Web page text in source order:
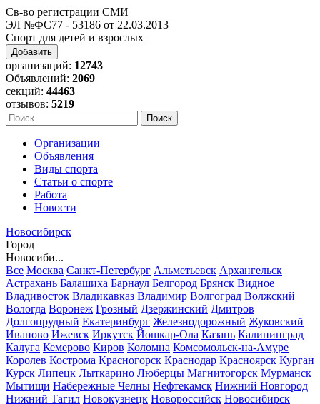
Св-во регистрации СМИ
ЭЛ №ФС77 - 53186 от 22.03.2013
Спорт для детей и взрослых
Добавить
организаций: 12743
Объявлений: 2069
секций: 44463
отзывов: 5219
Организации
Объявления
Виды спорта
Статьи о спорте
Работа
Новости
Новосибирск
Город
Новосиби...
Все Москва Санкт-Петербург Альметьевск Архангельск
Астрахань Балашиха Барнаул Белгород Брянск Видное
Владивосток Владикавказ Владимир Волгоград Волжский
Вологда Воронеж Грозный Дзержинский Дмитров
Долгопрудный Екатеринбург Железнодорожный Жуковский
Иваново Ижевск Иркутск Йошкар-Ола Казань Калининград
Калуга Кемерово Киров Коломна Комсомольск-на-Амуре
Королев Кострома Красногорск Краснодар Красноярск Курган
Курск Липецк Лыткарино Люберцы Магнитогорск Мурманск
Мытищи Набережные Челны Нефтекамск Нижний Новгород
Нижний Тагил Новокузнецк Новороссийск Новосибирск